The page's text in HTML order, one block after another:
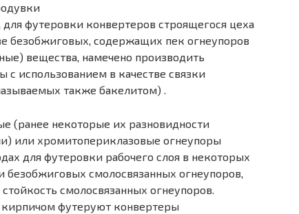
для футеровки конвертеров строящегося цеха
безобжиговых, содержащих пек огнеупоров
вещества, намечено производить
с использованием в качестве связки
также бакелитом) .
(ранее некоторые их разновидности
или хромитопериклазовые огнеупоры
для футеровки рабочего слоя в некоторых
безобжиговых смолосвязанных огнеупоров,
смолосвязанных огнеупоров.
футеруют конвертеры